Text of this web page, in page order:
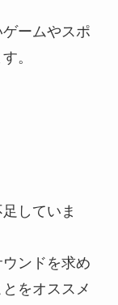
ームやスポ
。
していま
ンドを求め
をオススメ